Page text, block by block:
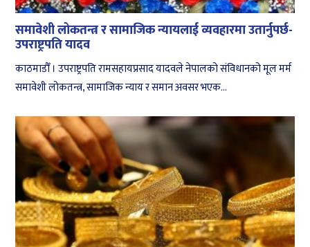
समावेशी लोकतन्त्र र सामाजिक न्यायलाई व्यवहारमा उतार्नुपर्छ-
उपराष्ट्रपति यादव
काठमाडौँ । उपराष्ट्रपति रामसहायप्रसाद यादवले नेपालको संविधानको मूल मर्म
समावेशी लोकतन्त्र, सामाजिक न्याय र समान अवसर भएक...